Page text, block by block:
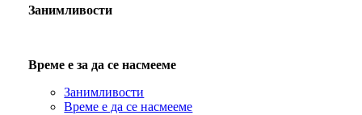
Занимливости
Време е за да се насмееме
Занимливости
Време е да се насмееме